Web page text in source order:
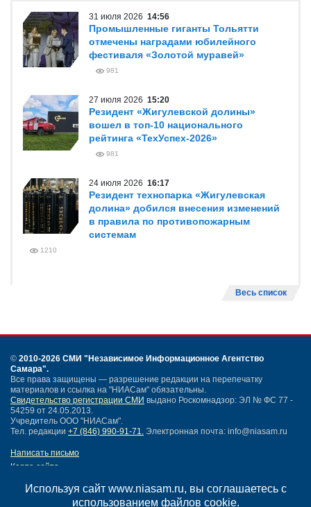
Используя сайт www.niasam.ru, вы соглашаетесь с
использованием файлов cookie.
31 июля 2026 14:56
Промышленные гиганты Тольятти
отмечены наградами юбилейного
фестиваля «Золотой муравей»
981
27 июля 2026 15:20
Резидент «Жигулевской долины»
вошел в топ-10 национального
рейтинга «ТехУспех-2026»
981
24 июля 2026 16:17
Резидент технопарка «Жигулевская
долина» добился внесения изменений
в правила по противопожарным
системам
1210
Весь список
© 2010-2026 СМИ "Независимое Информационное Агентство
Самара".
Все права защищены — разрешение редакции на перепечатку
материалов и ссылка на "НИАСам" обязательны.
Свидетельство регистрации СМИ выдано Роскомнадзор: ЭЛ № ФС 77 -
54259 от 24.05.2013.
Учредитель ООО "НИАСам".
Тел. редакции +7 (846) 990-91-71. Электронная почта: info@niasam.ru
Написать письмо
Карта сайта
Политика конфиденциальности